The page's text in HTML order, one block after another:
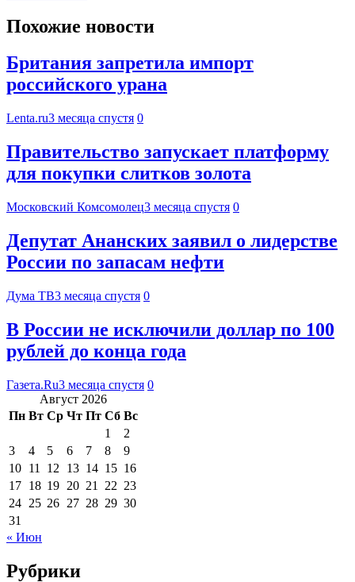
Похожие новости
Британия запретила импорт
российского урана
Lenta.ru3 месяца спустя 0
Правительство запускает платформу
для покупки слитков золота
Московский Комсомолец3 месяца спустя 0
Депутат Ананских заявил о лидерстве
России по запасам нефти
Дума ТВ3 месяца спустя 0
В России не исключили доллар по 100
рублей до конца года
Газета.Ru3 месяца спустя 0
Август 2026
Пн Вт Ср Чт Пт Сб Вс
1
2
3
4 5 6 7 8
9
10 11 12 13 14 15 16
17 18 19 20 21 22 23
24 25 26 27 28 29 30
31
« Июн
Рубрики